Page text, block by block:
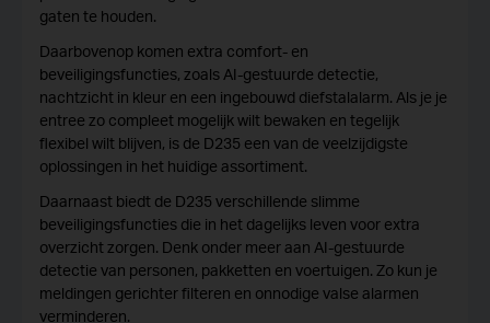
gaten te houden.
Daarbovenop komen extra comfort- en
beveiligingsfuncties, zoals AI-gestuurde detectie,
nachtzicht in kleur en een ingebouwd diefstalalarm. Als je je
entree zo compleet mogelijk wilt bewaken en tegelijk
flexibel wilt blijven, is de D235 een van de veelzijdigste
oplossingen in het huidige assortiment.
Daarnaast biedt de D235 verschillende slimme
beveiligingsfuncties die in het dagelijks leven voor extra
overzicht zorgen. Denk onder meer aan AI-gestuurde
detectie van personen, pakketten en voertuigen. Zo kun je
meldingen gerichter filteren en onnodige valse alarmen
verminderen.